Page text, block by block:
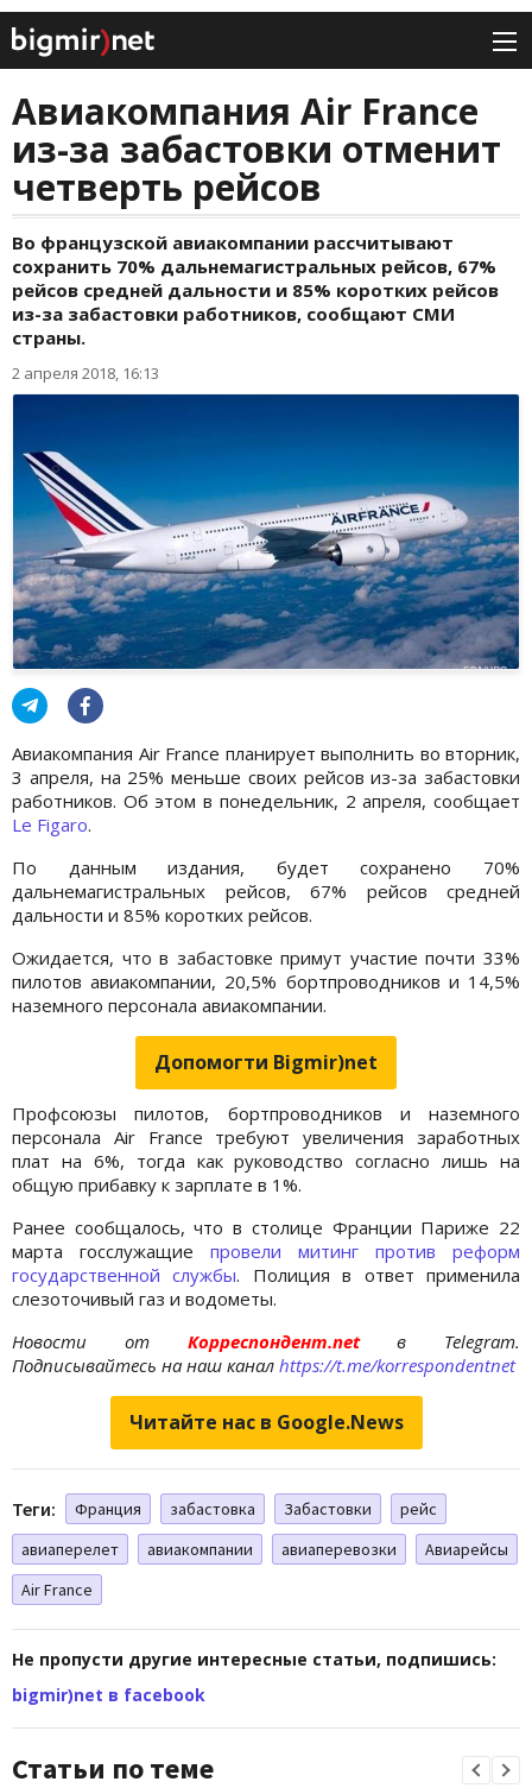
Авиакомпания Air France
из-за забастовки отменит
четверть рейсов
Во французской авиакомпании рассчитывают
сохранить 70% дальнемагистральных рейсов, 67%
рейсов средней дальности и 85% коротких рейсов
из-за забастовки работников, сообщают СМИ
страны.
2 апреля 2018, 16:13
Авиакомпания Air France планирует выполнить во вторник,
3 апреля, на 25% меньше своих рейсов из-за забастовки
работников. Об этом в понедельник, 2 апреля, сообщает
Le Figaro.
По данным издания, будет сохранено 70%
дальнемагистральных рейсов, 67% рейсов средней
дальности и 85% коротких рейсов.
Ожидается, что в забастовке примут участие почти 33%
пилотов авиакомпании, 20,5% бортпроводников и 14,5%
наземного персонала авиакомпании.
Допомогти Bigmir)net
Профсоюзы пилотов, бортпроводников и наземного
персонала Air France требуют увеличения заработных
плат на 6%, тогда как руководство согласно лишь на
общую прибавку к зарплате в 1%.
Ранее сообщалось, что в столице Франции Париже 22
марта госслужащие провели митинг против реформ
государственной службы. Полиция в ответ применила
слезоточивый газ и водометы.
Новости отКорреспондент.netв Telegram.
Подписывайтесь на наш канал https://t.me/korrespondentnet
Читайте нас в Google.News
Теги: Франция забастовка Забастовки
рейс
авиаперелет
авиакомпании авиаперевозки
Авиарейсы
Air France
Не пропусти другие интересные статьи, подпишись:
bigmir)net в facebook
Статьи по теме